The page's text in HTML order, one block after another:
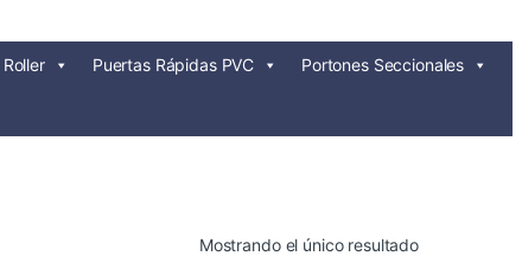
Roller Puertas Rápidas PVC Portones Seccionales
Mostrando el único resultado